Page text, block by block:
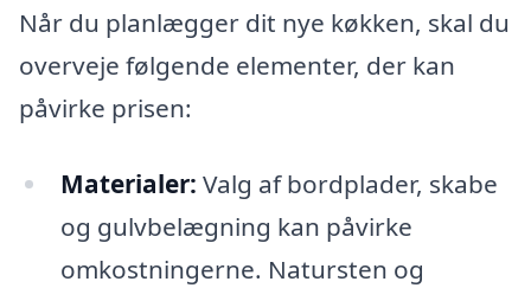
Når du planlægger dit nye køkken, skal du
overveje følgende elementer, der kan
påvirke prisen:
Materialer: Valg af bordplader, skabe
og gulvbelægning kan påvirke
omkostningerne. Natursten og